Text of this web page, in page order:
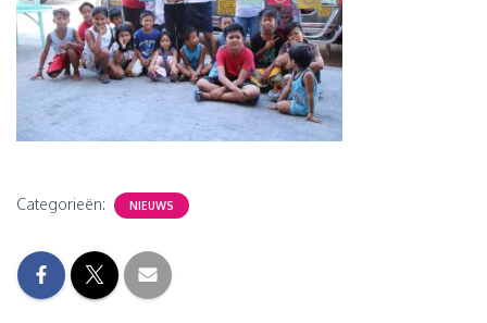
Categorieën: NIEUWS